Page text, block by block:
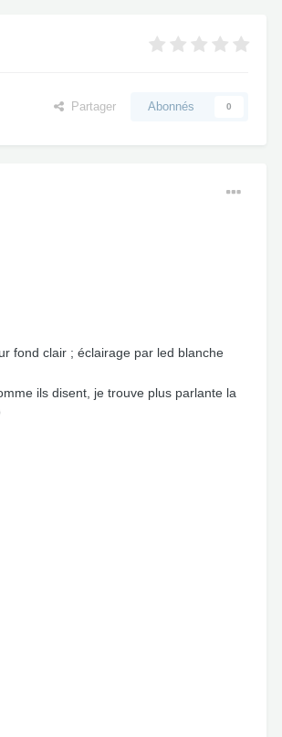
Partager Abonnés 0
fond clair ; éclairage par led blanche
ils disent, je trouve plus parlante la